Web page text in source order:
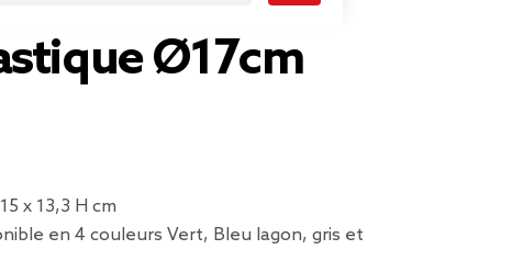
Ø17cm
x 13,3 H cm
en 4 couleurs Vert, Bleu lagon, gris et